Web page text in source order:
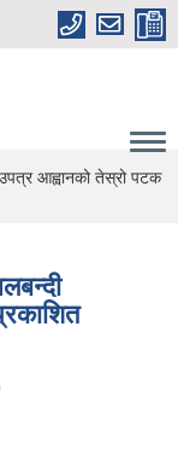
आह्वानको तेस्रो पटक